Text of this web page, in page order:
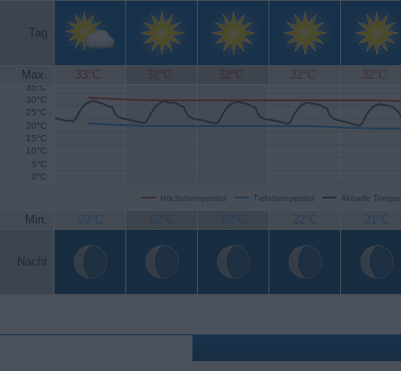
Tag
Max. 33°C 32°C 32°C 32°C 32°C
Höchsttemperatur Tiefsttemperatur Aktuelle
0°C
5°C
10°C
15°C
20°C
25°C
30°C
35°C
Min. 23°C 22°C 22°C 22°C 21°C
Nacht